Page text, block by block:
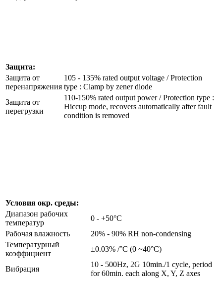
Защита:
Защита от
перенапряжения
105 - 135% rated output voltage / Protection
type : Clamp by zener diode
Защита от
перегрузки
110-150% rated output power / Protection type :
Hiccup mode, recovers automatically after fault
condition is removed
Условия окр. среды:
Диапазон рабочих
температур
0 - +50°C
Рабочая влажность
20% - 90% RH non-condensing
Температурный
коэффициент
±0.03% /°C (0 ~40°C)
Вибрация
10 - 500Hz, 2G 10min./1 cycle, period
for 60min. each along X, Y, Z axes